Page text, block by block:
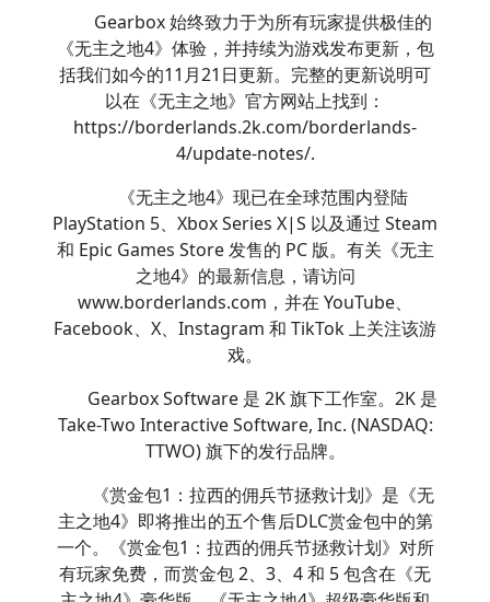
Gearbox 始终致力于为所有玩家提供极佳的
《无主之地4》体验，并持续为游戏发布更新，包
括我们如今的11月21日更新。完整的更新说明可
以在《无主之地》官方网站上找到：
https://borderlands.2k.com/borderlands-
4/update-notes/.
《无主之地4》现已在全球范围内登陆
PlayStation 5、Xbox Series X|S 以及通过 Steam
和 Epic Games Store 发售的 PC 版。有关《无主
之地4》的最新信息，请访问
www.borderlands.com，并在 YouTube、
Facebook、X、Instagram 和 TikTok 上关注该游
戏。
Gearbox Software 是 2K 旗下工作室。2K 是
Take-Two Interactive Software, Inc. (NASDAQ:
TTWO) 旗下的发行品牌。
《赏金包1：拉西的佣兵节拯救计划》是《无
主之地4》即将推出的五个售后DLC赏金包中的第
一个。《赏金包1：拉西的佣兵节拯救计划》对所
有玩家免费，而赏金包 2、3、4 和 5 包含在《无